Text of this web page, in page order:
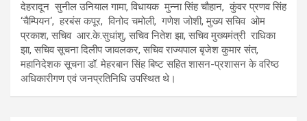
देहरादून सुनील उनियाल गामा, विधायक मुन्ना सिंह चौहान, कुंवर प्रणव सिंह
‘चैम्पियन‘, हरबंस कपूर, विनोद चमोली, गणेश जोशी, मुख्य सचिव ओम
प्रकाश, सचिव आर.के.सुधांशु, सचिव नितेश झा, सचिव मुख्यमंत्री राधिका
झा, सचिव सूचना दिलीप जावलकर, सचिव राज्यपाल बृजेश कुमार संत,
महानिदेशक सूचना डॉ. मेहरबान सिंह बिष्ट सहित शासन-प्रशासन के वरिष्ठ
अधिकारीगण एवं जनप्रतिनिधि उपस्थित थे।